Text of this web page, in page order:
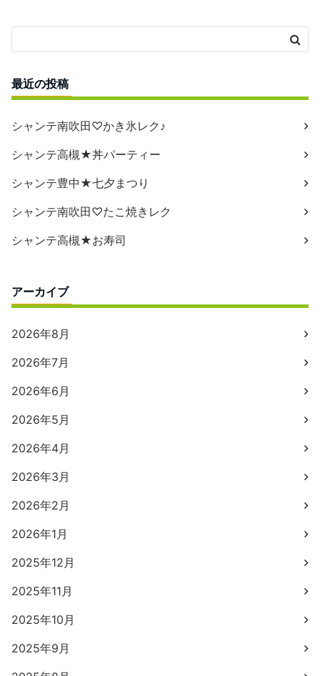
最近の投稿
シャンテ南吹田♡かき氷レク♪
シャンテ高槻★丼パーティー
シャンテ豊中★七夕まつり
シャンテ南吹田♡たこ焼きレク
シャンテ高槻★お寿司
アーカイブ
2026年8月
2026年7月
2026年6月
2026年5月
2026年4月
2026年3月
2026年2月
2026年1月
2025年12月
2025年11月
2025年10月
2025年9月